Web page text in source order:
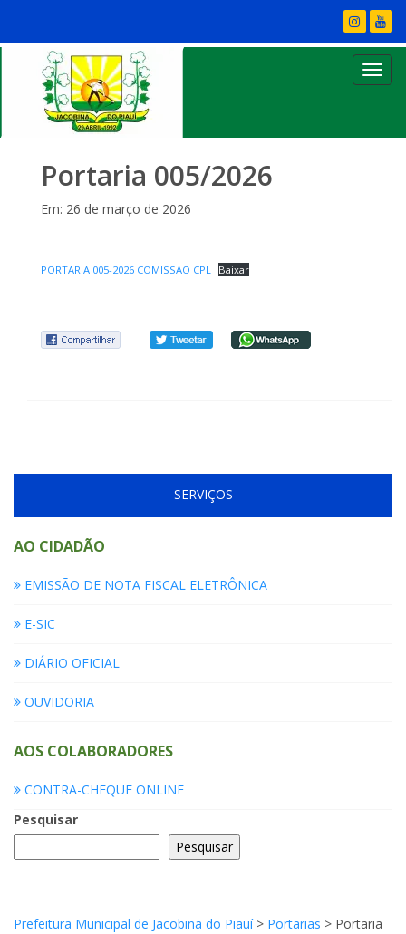
Portaria 005/2026
Em: 26 de março de 2026
PORTARIA 005-2026 COMISSÃO CPL Baixar
SERVIÇOS
AO CIDADÃO
EMISSÃO DE NOTA FISCAL ELETRÔNICA
E-SIC
DIÁRIO OFICIAL
OUVIDORIA
AOS COLABORADORES
CONTRA-CHEQUE ONLINE
Pesquisar
Pesquisar
Prefeitura Municipal de Jacobina do Piauí> Portarias > Portaria